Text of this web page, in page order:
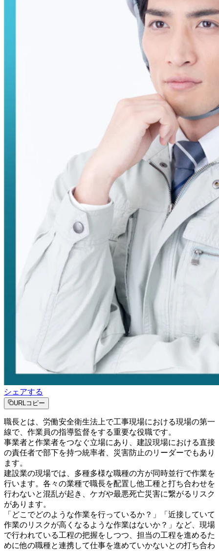
シェアする
URLコピー
職長とは、労働安全衛生法上で工事現場における現場の第一
線で、作業員の指導監督をする重要な役職です。
事業者と作業者をつなぐ立場にあり、建設現場における直接
の責任者で部下を持つ統率者、災害防止のリーダーでもあり
ます。
建設業の現場では、多種多様な職種の方が同時並行で作業を
行います。各々の業種で職長を配置し他工種と打ち合わせを
行わないと混乱が起き、ケガや最悪死亡災害に繋がるリスク
があります。
「どこでどのような作業を行っているか？」「近接していて
作業のリスクが高くなるような作業はないか？」など、現場
で行われている工程の把握をしつつ、担当の工程を進めるた
めに他の職種と連携して仕事を進めていかないとの打ち合わ